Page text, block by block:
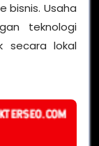
bisnis. Usaha
teknologi
secara lokal